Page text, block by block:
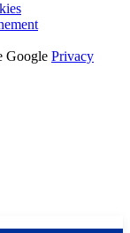
Google Privacy